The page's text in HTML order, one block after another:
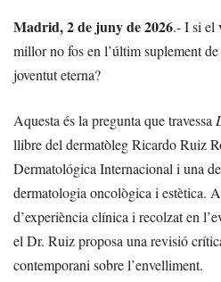
Madrid, 2 de juny de 2026.- I si el
millor no fos en l’últim suplement
joventut eterna?
Aquesta és la pregunta que travessa
llibre del dermatòleg Ricardo Ruiz
Dermatológica Internacional i una
dermatologia oncològica i estètica.
d’experiència clínica i recolzat en
el Dr. Ruiz proposa una revisió
contemporani sobre l’envelliment.